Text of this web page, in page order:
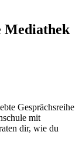
Mediathek
Gesprächsreihe
mit
dir, wie du